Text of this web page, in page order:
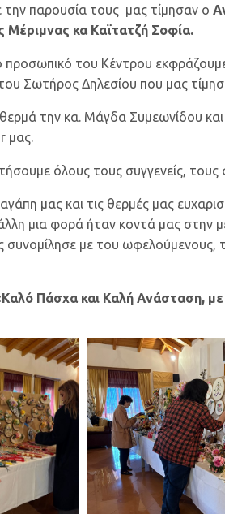
παρουσία τους μας τίμησαν ο
Μέριμνας κα Καϊτατζή Σοφία.
προσωπικό του Κέντρου
Σωτήρος Δηλεσίου που μας
την κα. Μάγδα Συμεωνίδου
μας.
όλους τους συγγενείς, τους
μας και τις θερμές μας
μια φορά ήταν κοντά μας στην
με του ωφελούμενους,
Πάσχα και Καλή Ανάσταση, με